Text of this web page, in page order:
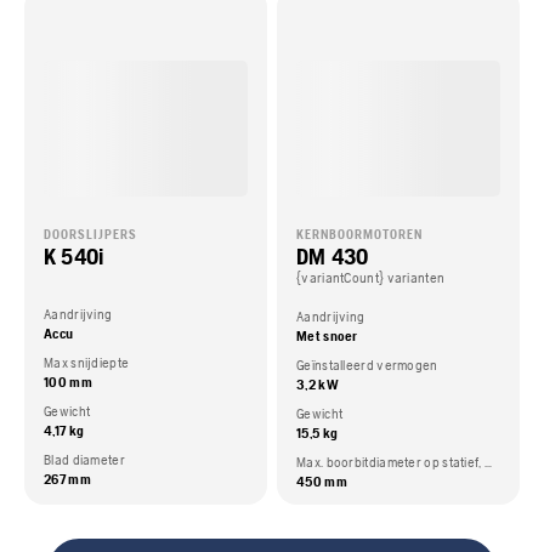
DOORSLIJPERS
K 540i
Aandrijving
Accu
Max snijdiepte
100 mm
Gewicht
4,17 kg
Blad diameter
267 mm
KERNBOORMOTOREN
DM 430
{variantCount} varianten
Aandrijving
Met snoer
Geïnstalleerd vermogen
3,2 kW
Gewicht
15,5 kg
Max. boorbitdiameter op statief, max
450 mm